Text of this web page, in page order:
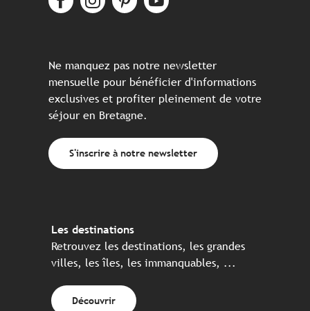
Ne manquez pas notre newsletter
mensuelle pour bénéficier d'informations
exclusives et profiter pleinement de votre
séjour en Bretagne.
S'inscrire à notre newsletter
Les destinations
Retrouvez les destinations, les grandes
villes, les îles, les immanquables, ...
Découvrir